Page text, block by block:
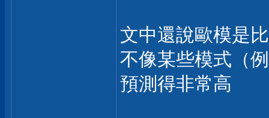
文中還說歐模是
不像某些模式（
預測得非常高